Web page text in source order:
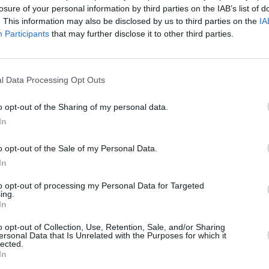
of your personal information by third parties on the IAB’s list of
This information may also be disclosed by us to third parties on the
Participants that may further disclose it to other third parties.
Data Processing Opt Outs
opt-out of the Sharing of my personal data.
opt-out of the Sale of my Personal Data.
opt-out of processing my Personal Data for Targeted
opt-out of Collection, Use, Retention, Sale, and/or Sharing
Data that Is Unrelated with the Purposes for which it
terminó de desatarse después de los dos únicos avisos
al límite que finalmente fueron señalizadas con fuera
y le recordaron al Leganés que, aunque invicto
Paco López a mirar a las bandas y por ahí generó todo su
de sus botas nació un centro que no llegó a rematar
de un pase atrás de Miguel de la Fuente.
informaciónGRATISde Fuerteventura y Canarias
de whatsApp, que no es un chat y no se puede